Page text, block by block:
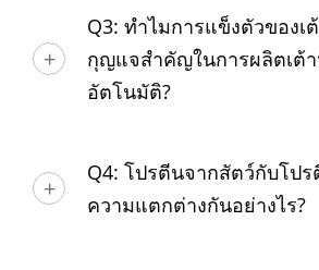
Q3: ทำไมการแข็งตัวของเ
กุญแจสำคัญในการผลิตเต้
อัตโนมัติ?
Q4: โปรตีนจากสัตว์กับโป
ความแตกต่างกันอย่างไร?